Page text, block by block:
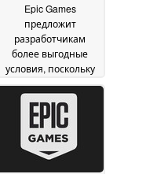
Epic Games
предложит
разработчикам
более выгодные
условия, поскольку
она выводит свои
игры и магазин на
iOS и Android на
территории ЕС
2024